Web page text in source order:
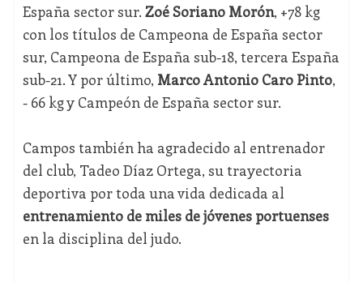
España sector sur. Zoé Soriano Morón, +78 kg
con los títulos de Campeona de España sector
sur, Campeona de España sub-18, tercera España
sub-21. Y por último, Marco Antonio Caro Pinto,
- 66 kg y Campeón de España sector sur.
Campos también ha agradecido al entrenador
del club, Tadeo Díaz Ortega, su trayectoria
deportiva por toda una vida dedicada al
entrenamiento de miles de jóvenes portuenses
en la disciplina del judo.